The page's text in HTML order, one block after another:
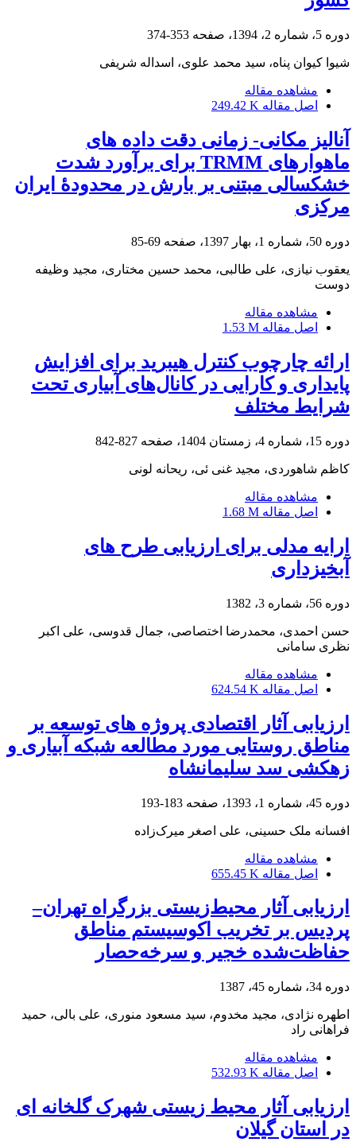
دوره 5، شماره 2، 1394، صفحه 353-374
شیوا کیوان پناه، سید محمد علوی، اسداله شریفی
مشاهده مقاله
اصل مقاله 249.42 K
آنالیز مکانی‏- زمانی دقت داده ‏های
ماهواره‏ای TRMM برای برآورد شدت
خشک‏سالی مبتنی بر بارش در محدودۀ ایران
مرکزی
دوره 50، شماره 1، بهار 1397، صفحه 69-85
یعقوب نیازی، علی طالبی، محمد حسین مختاری، مجید وظیفه
دوست
مشاهده مقاله
اصل مقاله 1.53 M
ارائه چارچوب کنترل هیبرید برای افزایش
پایداری و کارایی در کانال‌های آبیاری تحت
شرایط مختلف
دوره 15، شماره 4، زمستان 1404، صفحه 827-842
کاظم شاهوردی، مجید غنی ئی، ریحانه لونی
مشاهده مقاله
اصل مقاله 1.68 M
ارایه مدلی برای ارزیابی طرح های
آبخیزداری
دوره 56، شماره 3، 1382
حسن احمدی، محمدرضا اختصاصی، جمال قدوسی، علی اکبر
نظری سامانی
مشاهده مقاله
اصل مقاله 624.54 K
ارزیابی آثار اقتصادی پروژه های توسعه بر
مناطق ‌روستایی مورد مطالعه شبکه آبیاری و
زهکشی سد سلیمانشاه
دوره 45، شماره 1، 1393، صفحه 183-193
افسانه ملک حسینی، علی اصغر میرک‌زاده
مشاهده مقاله
اصل مقاله 655.45 K
ارزیابی آثار محیط‌زیستی بزرگراه تهران–
پردیس بر تخریب اکوسیستم مناطق
حفاظت‌شده خجیر و سرخه‌حصار
دوره 34، شماره 45، 1387
اطهره نژادی، مجید مخدوم، سید مسعود منوری، علی بالی، حمید
فراهانی راد
مشاهده مقاله
اصل مقاله 532.93 K
ارزیابی آثار محیط زیستی شهرک گلخانه ای
در استان گیلان